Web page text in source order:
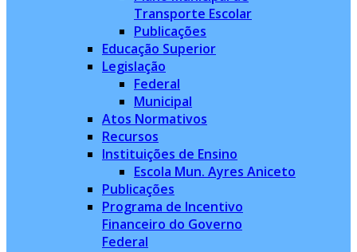
Transporte Escolar
Publicações
Educação Superior
Legislação
Federal
Municipal
Atos Normativos
Recursos
Instituições de Ensino
Escola Mun. Ayres Aniceto
Publicações
Programa de Incentivo
Financeiro do Governo
Federal